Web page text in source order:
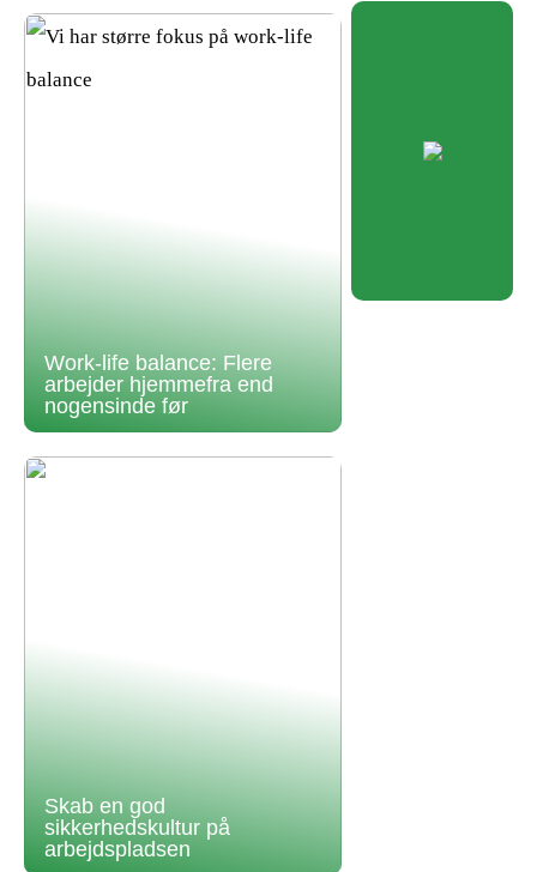
Work-life balance: Flere
arbejder hjemmefra end
nogensinde før
Skab en god
sikkerhedskultur på
arbejdspladsen